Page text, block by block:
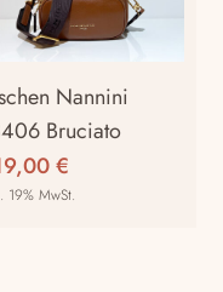
Nannini
Bruciato
€
19% MwSt.